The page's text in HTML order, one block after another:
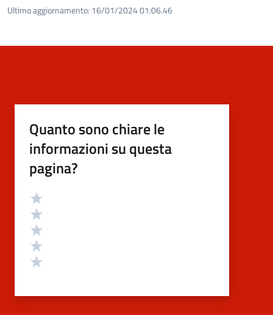
Ultimo aggiornamento: 16/01/2024 01:06.46
Quanto sono chiare le
informazioni su questa
pagina?
Valutazione